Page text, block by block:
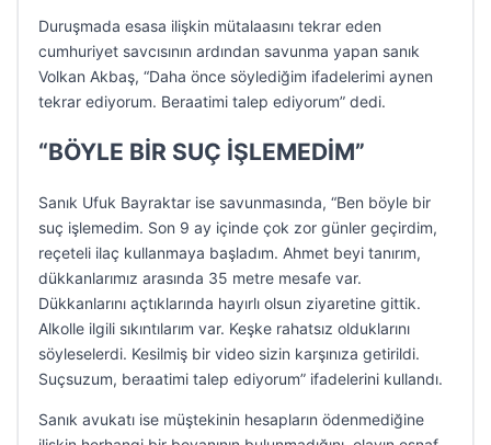
Duruşmada esasa ilişkin mütalaasını tekrar eden
cumhuriyet savcısının ardından savunma yapan sanık
Volkan Akbaş, “Daha önce söylediğim ifadelerimi aynen
tekrar ediyorum. Beraatimi talep ediyorum” dedi.
“BÖYLE BİR SUÇ İŞLEMEDİM”
Sanık Ufuk Bayraktar ise savunmasında, “Ben böyle bir
suç işlemedim. Son 9 ay içinde çok zor günler geçirdim,
reçeteli ilaç kullanmaya başladım. Ahmet beyi tanırım,
dükkanlarımız arasında 35 metre mesafe var.
Dükkanlarını açtıklarında hayırlı olsun ziyaretine gittik.
Alkolle ilgili sıkıntılarım var. Keşke rahatsız olduklarını
söyleselerdi. Kesilmiş bir video sizin karşınıza getirildi.
Suçsuzum, beraatimi talep ediyorum” ifadelerini kullandı.
Sanık avukatı ise müştekinin hesapların ödenmediğine